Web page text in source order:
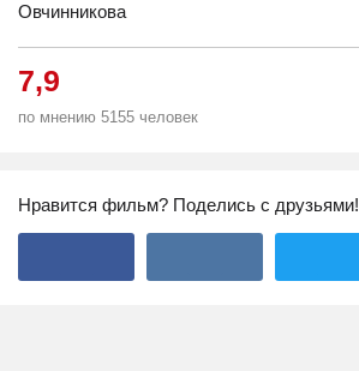
Овчинникова
7,9
по мнению 5155 человек
Нравится фильм? Поделись с друзьями!